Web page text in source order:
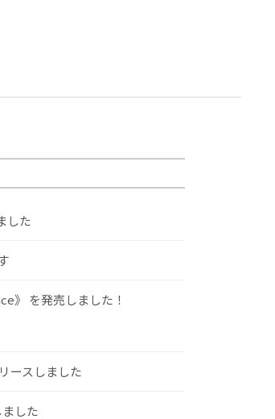
した
》 を発売しました！
ースしました
した